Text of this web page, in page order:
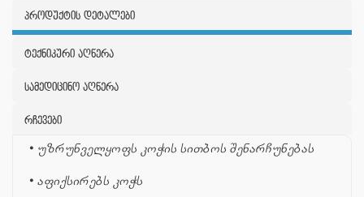
პროდუქტის დეტალები
ტექნიკური აღწერა
სამედიცინო აღწერა
რჩევები
• უზრუნველყოფს კოჭის სითბოს შენარჩუნებას
• აფიქსირებს კოჭს